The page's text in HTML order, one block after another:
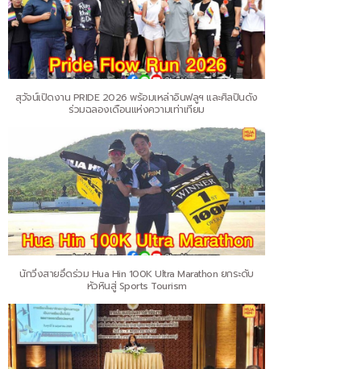
สุวัจน์เปิดงาน PRIDE 2026 พร้อมเหล่าอินฟลูฯ และศิลปินดัง
ร่วมฉลองเดือนแห่งความเท่าเทียม
นักวิ่งสายอึดร่วม Hua Hin 100K Ultra Marathon ยกระดับ
หัวหินสู่ Sports Tourism